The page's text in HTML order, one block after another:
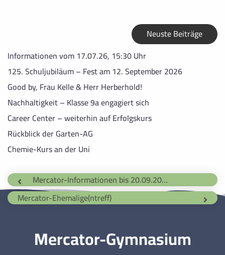
Neuste Beiträge
Informationen vom 17.07.26, 15:30 Uhr
125. Schuljubiläum – Fest am 12. September 2026
Good by, Frau Kelle & Herr Herberhold!
Nachhaltigkeit – Klasse 9a engagiert sich
Career Center – weiterhin auf Erfolgskurs
Rückblick der Garten-AG
Chemie-Kurs an der Uni
Mercator-Informationen bis 20.09.20, 20:30 Uhr
Mercator-Ehemalige(ntreff)
Mercator-Gymnasium